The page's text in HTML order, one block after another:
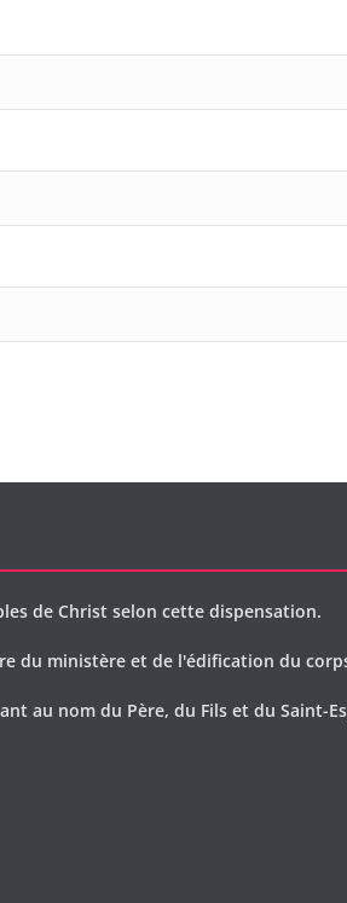
de Christ selon cette dispensation.
du ministère et de l'édification du
au nom du Père, du Fils et du Saint-